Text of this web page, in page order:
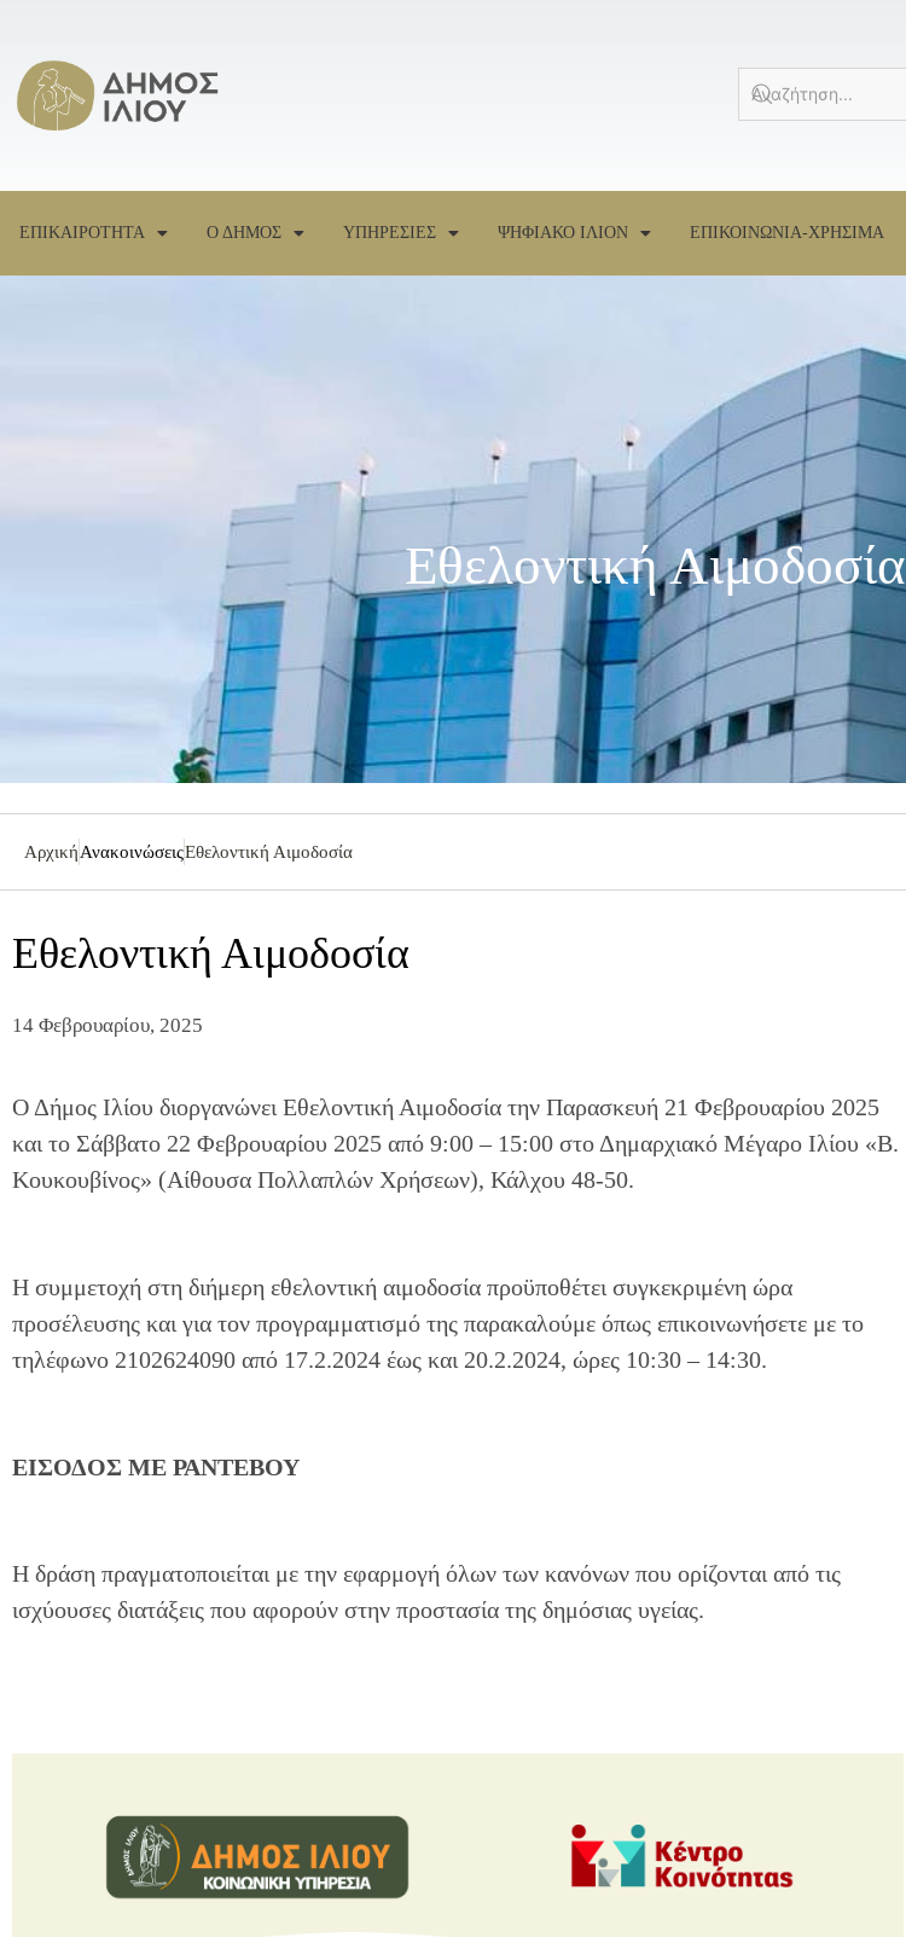
ΕΠΙΚΑΙΡΟΤΗΤΑ Ο ΔΗΜΟΣ ΥΠΗΡΕΣΙΕΣ ΨΗΦΙΑΚΟ ΙΛΙΟΝ ΕΠΙΚΟΙΝΩΝΙΑ-ΧΡΗΣΙΜΑ
Εθελοντική Αιμοδοσία
ΑρχικήΑνακοινώσειςΕθελοντική Αιμοδοσία
Εθελοντική Αιμοδοσία
14 Φεβρουαρίου, 2025
Ο Δήμος Ιλίου διοργανώνει Εθελοντική Αιμοδοσία την Παρασκευή 21 Φεβρουαρίου 2025
και το Σάββατο 22 Φεβρουαρίου 2025 από 9:00 – 15:00 στο Δημαρχιακό Μέγαρο Ιλίου «Β.
Κουκουβίνος» (Αίθουσα Πολλαπλών Χρήσεων), Κάλχου 48-50.
Η συμμετοχή στη διήμερη εθελοντική αιμοδοσία προϋποθέτει συγκεκριμένη ώρα
προσέλευσης και για τον προγραμματισμό της παρακαλούμε όπως επικοινωνήσετε με το
τηλέφωνο 2102624090 από 17.2.2024 έως και 20.2.2024, ώρες 10:30 – 14:30.
ΕΙΣΟΔΟΣ ΜΕ ΡΑΝΤΕΒΟΥ
Η δράση πραγματοποιείται με την εφαρμογή όλων των κανόνων που ορίζονται από τις
ισχύουσες διατάξεις που αφορούν στην προστασία της δημόσιας υγείας.